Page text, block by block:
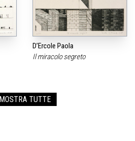
D’Ercole Paola
Il miracolo segreto
MOSTRA TUTTE